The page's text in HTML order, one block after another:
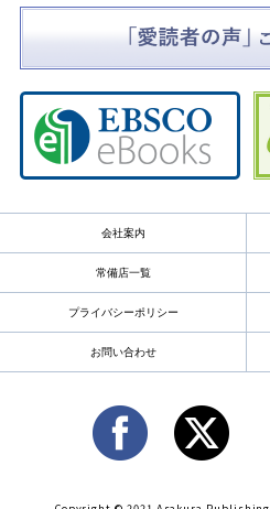
会社案内
常備店一覧
プライバシーポリシー
お問い合わせ